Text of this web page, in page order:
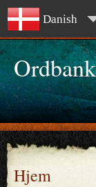
Danish
Hjem